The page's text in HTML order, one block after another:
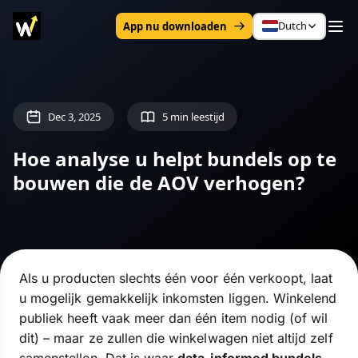
App nu downloaden Dutch
Dec 3, 2025 5 min leestijd
Hoe analyse u helpt bundels op te
bouwen die de AOV verhogen?
Als u producten slechts één voor één verkoopt, laat
u mogelijk gemakkelijk inkomsten liggen. Winkelend
publiek heeft vaak meer dan één item nodig (of wil
dit) – maar ze zullen die winkelwagen niet altijd zelf